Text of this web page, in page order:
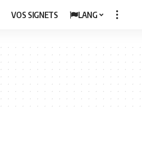
VOS SIGNETS LANG